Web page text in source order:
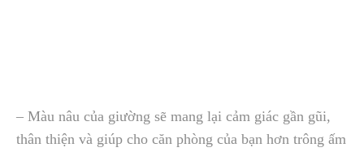
– Màu nâu của giường sẽ mang lại cảm giác gần gũi,
thân thiện và giúp cho căn phòng của bạn hơn trông ấm